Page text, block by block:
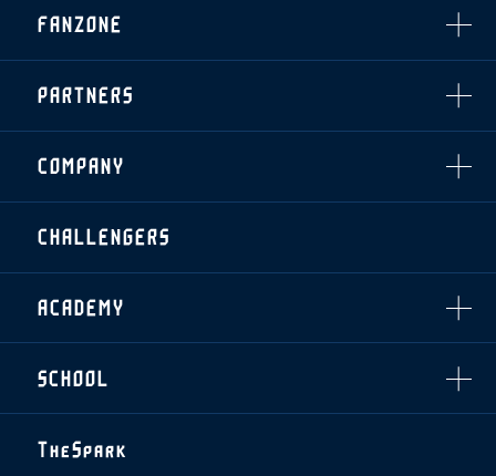
・優待チケット
シーズンシート
・法人シーズンシート
スタジアムアクセス
スタジアムルール
クラブプロパティ
ホームイベント情報
初心者向けのガイダンス
運営サポートスタッフ募集
FANZONE
ファンクラブ
グッズ
ザスパタイムズ
クラブアンバサダー
PARTNERS
アシストパートナー
ザスパ応援店紹介
ホームタウン活動
ふるさと納税
COMPANY
拠点一覧
フィロソフィー
クラブについて（エンブレム・ロゴ等）
CHALLENGERS
ACADEMY
U-18
U-15
U-12
スタッフ
SCHOOL
スタッフ
TheSpark